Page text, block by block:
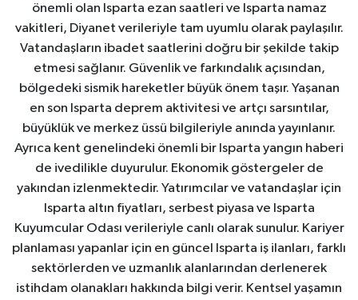
önemli olan Isparta ezan saatleri ve Isparta namaz
vakitleri, Diyanet verileriyle tam uyumlu olarak paylaşılır.
Vatandaşların ibadet saatlerini doğru bir şekilde takip
etmesi sağlanır. Güvenlik ve farkındalık açısından,
bölgedeki sismik hareketler büyük önem taşır. Yaşanan
en son Isparta deprem aktivitesi ve artçı sarsıntılar,
büyüklük ve merkez üssü bilgileriyle anında yayınlanır.
Ayrıca kent genelindeki önemli bir Isparta yangın haberi
de ivedilikle duyurulur. Ekonomik göstergeler de
yakından izlenmektedir. Yatırımcılar ve vatandaşlar için
Isparta altın fiyatları, serbest piyasa ve Isparta
Kuyumcular Odası verileriyle canlı olarak sunulur. Kariyer
planlaması yapanlar için en güncel Isparta iş ilanları, farklı
sektörlerden ve uzmanlık alanlarından derlenerek
istihdam olanakları hakkında bilgi verir. Kentsel yaşamın